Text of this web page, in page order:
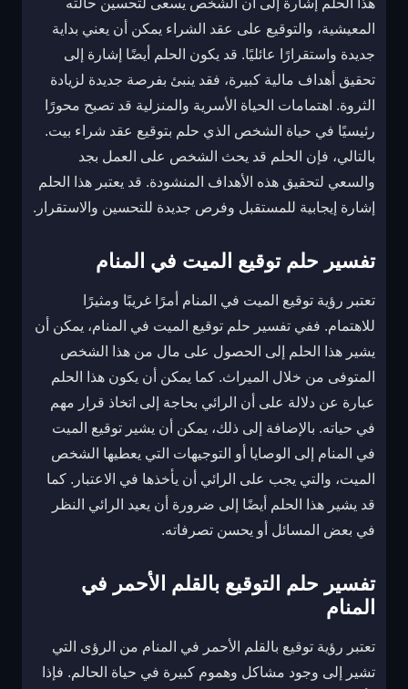
هذا الحلم إشارة إلى أن الشخص يسعى لتحسين حالته
المعيشية، والتوقيع على عقد الشراء يمكن أن يعني بداية
جديدة واستقرارًا عائليًا. قد يكون الحلم أيضًا إشارة إلى
تحقيق أهداف مالية كبيرة، فقد ينبئ بفرصة جديدة لزيادة
الثروة. اهتمامات الحياة الأسرية والمنزلية قد تصبح محورًا
رئيسيًا في حياة الشخص الذي حلم بتوقيع عقد شراء بيت.
بالتالي، فإن الحلم قد يحث الشخص على العمل بجد
والسعي لتحقيق هذه الأهداف المنشودة. قد يعتبر هذا الحلم
إشارة إيجابية للمستقبل وفرص جديدة للتحسين والاستقرار.
تفسير حلم توقيع الميت في المنام
تعتبر رؤية توقيع الميت في المنام أمرًا غريبًا ومثيرًا
للاهتمام. ففي تفسير حلم توقيع الميت في المنام، يمكن أن
يشير هذا الحلم إلى الحصول على مال من هذا الشخص
المتوفى من خلال الميراث. كما يمكن أن يكون هذا الحلم
عبارة عن دلالة على أن الرائي بحاجة إلى اتخاذ قرار مهم
في حياته. بالإضافة إلى ذلك، يمكن أن يشير توقيع الميت
في المنام إلى الوصايا أو التوجيهات التي يعطيها الشخص
الميت، والتي يجب على الرائي أن يأخذها في الاعتبار. كما
قد يشير هذا الحلم أيضًا إلى ضرورة أن يعيد الرائي النظر
في بعض المسائل أو يحسن تصرفاته.
تفسير حلم التوقيع بالقلم الأحمر في
المنام
تعتبر رؤية توقيع بالقلم الأحمر في المنام من الرؤى التي
تشير إلى وجود مشاكل وهموم كبيرة في حياة الحالم. فإذا